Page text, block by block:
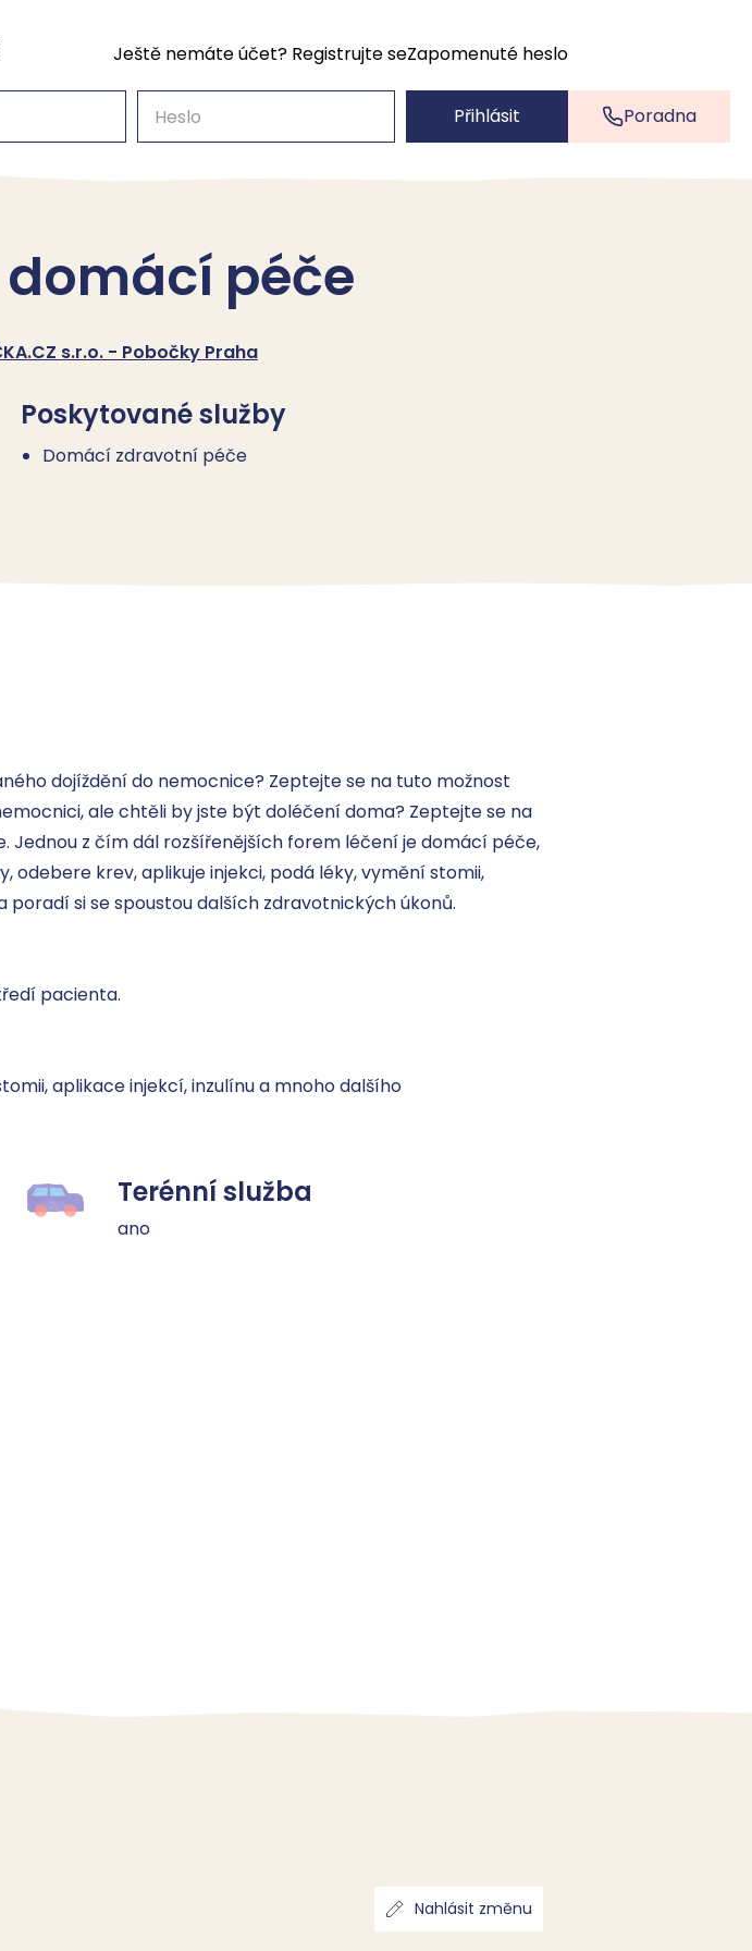
Poradna
Ještě nemáte účet? Registrujte seZapomenuté heslo
Přihlásit
péče
s.r.o. - Pobočky Praha
Poskytované služby
Domácí zdravotní péče
dojíždění do nemocnice? Zeptejte se na tuto možnost
ale chtěli by jste být doléčení doma? Zeptejte se na
z čím dál rozšířenějších forem léčení je domácí péče,
odebere krev, aplikuje injekci, podá léky, vymění stomii,
si se spoustou dalších zdravotnických úkonů.
pacienta.
aplikace injekcí, inzulínu a mnoho dalšího
Terénní služba
ano
Nahlásit změnu